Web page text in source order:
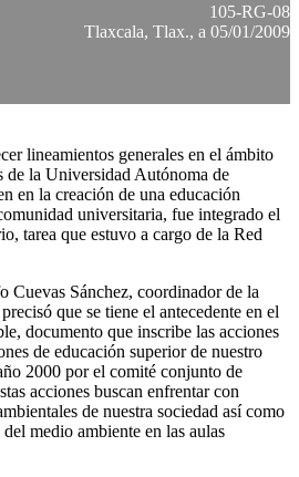
105-RG-08
Tlaxcala, Tlax., a 05/01/2009
lineamientos generales en el ámbito
de la Universidad Autónoma de
en la creación de una educación
universitaria, fue integrado el
tarea que estuvo a cargo de la Red
Sánchez, coordinador de la
que se tiene el antecedente en el
documento que inscribe las acciones
de educación superior de nuestro
2000 por el comité conjunto de
acciones buscan enfrentar con
de nuestra sociedad así como
medio ambiente en las aulas